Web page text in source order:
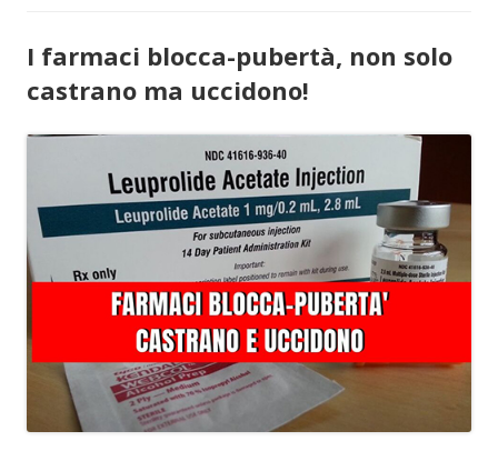
I farmaci blocca-pubertà, non solo
castrano ma uccidono!